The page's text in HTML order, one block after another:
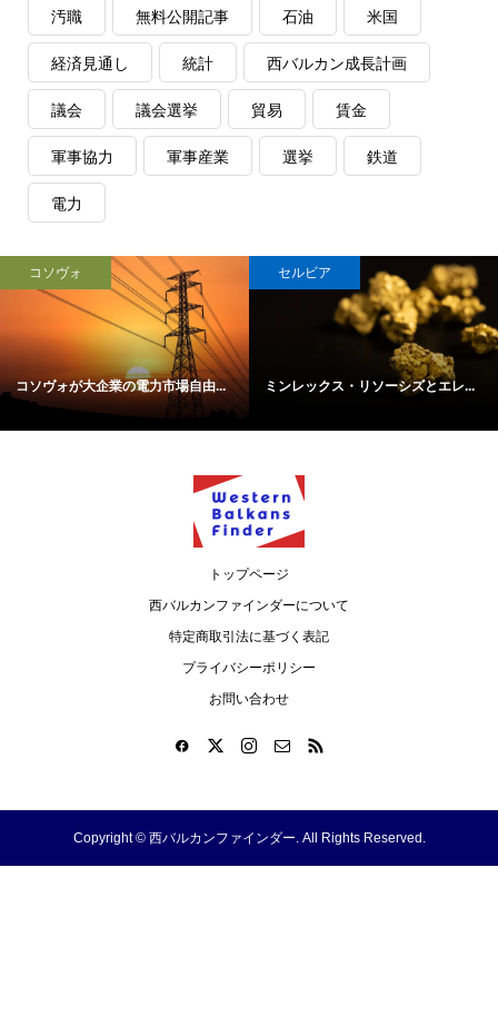
汚職 無料公開記事 石油 米国
経済見通し 統計 西バルカン成長計画
議会 議会選挙 貿易 賃金
軍事協力 軍事産業 選挙 鉄道
電力
コソヴォ
コソヴォが大企業の電力市場自由...
セルビア
ミンレックス・リソーシズとエレ...
トップページ
西バルカンファインダーについて
特定商取引法に基づく表記
プライバシーポリシー
お問い合わせ
Copyright ©西バルカンファインダー. All Rights Reserved.